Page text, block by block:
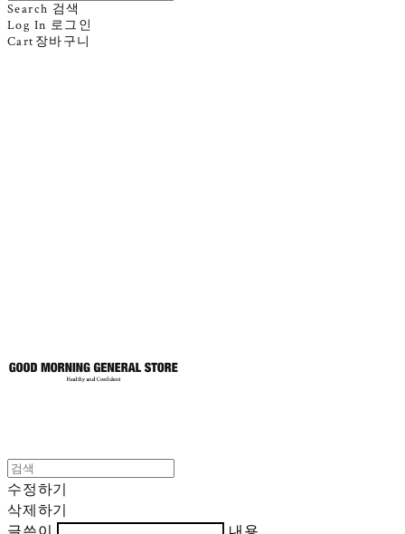
Search 검색
Log In 로그인
Cart 장바구니
수정하기
삭제하기